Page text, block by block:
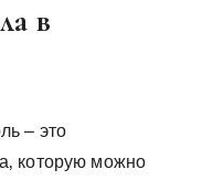
в
– это
которую можно